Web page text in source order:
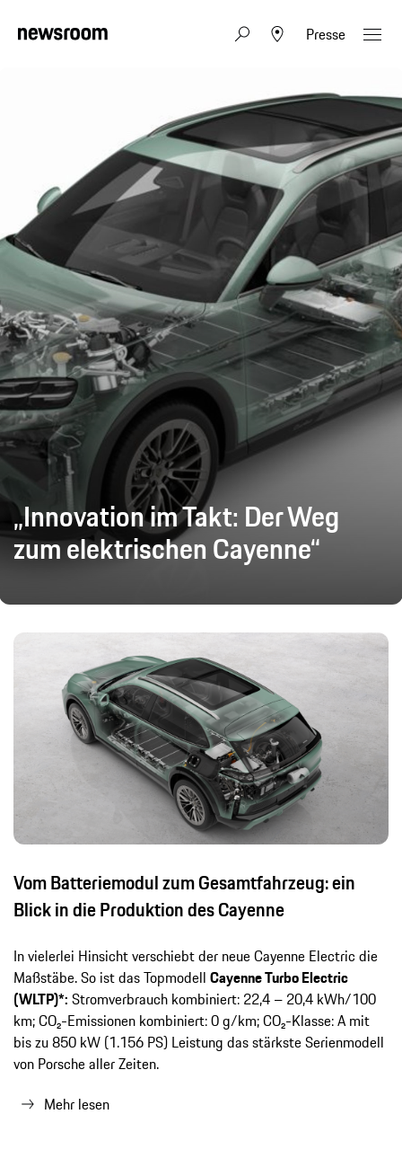
Presse
„Innovation im Takt: Der Weg
zum elektrischen Cayenne“
Vom Batteriemodul zum Gesamtfahrzeug: ein
Blick in die Produktion des Cayenne
In vielerlei Hinsicht verschiebt der neue Cayenne Electric die
Maßstäbe. So ist das Topmodell Cayenne Turbo Electric
(WLTP)*: Stromverbrauch kombiniert: 22,4 – 20,4 kWh/100
km; CO₂-Emissionen kombiniert: 0 g/km; CO₂-Klasse: A mit
bis zu 850 kW (1.156 PS) Leistung das stärkste Serienmodell
von Porsche aller Zeiten.
Mehr lesen